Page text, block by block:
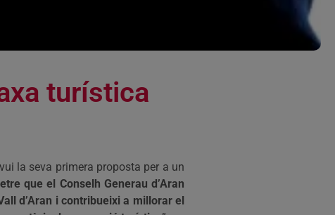
turística
la seva primera proposta per a un
que el Conselh Generau d’Aran
d’Aran i contribueixi a millorar el